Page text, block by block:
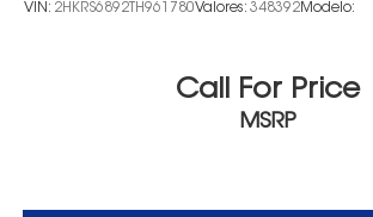
VIN: 2HKRS6892TH961780Valores: 348392Modelo:
Call For Price
MSRP